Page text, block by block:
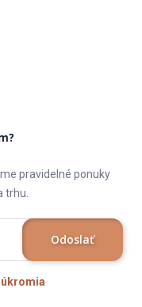
pravidelné ponuky
trhu.
Odoslať